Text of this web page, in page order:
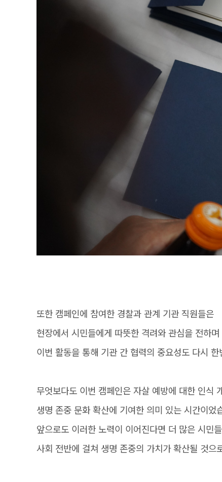
또한 캠페인에 참여한 경찰과 관계 기관 직원들은
현장에서 시민들에게 따뜻한 격려와 관심을 전하
이번 활동을 통해 기관 간 협력의 중요성도 다시
무엇보다도 이번 캠페인은 자살 예방에 대한 인식
생명 존중 문화 확산에 기여한 의미 있는 시간이었
앞으로도 이러한 노력이 이어진다면 더 많은 시민
사회 전반에 걸쳐 생명 존중의 가치가 확산될 것으